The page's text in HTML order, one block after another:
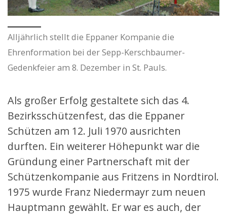
Alljährlich stellt die Eppaner Kompanie die
Ehrenformation bei der Sepp-Kerschbaumer-
Gedenkfeier am 8. Dezember in St. Pauls.
Als großer Erfolg gestaltete sich das 4.
Bezirksschützenfest, das die Eppaner
Schützen am 12. Juli 1970 ausrichten
durften. Ein weiterer Höhepunkt war die
Gründung einer Partnerschaft mit der
Schützenkompanie aus Fritzens in Nordtirol.
1975 wurde Franz Niedermayr zum neuen
Hauptmann gewählt. Er war es auch, der